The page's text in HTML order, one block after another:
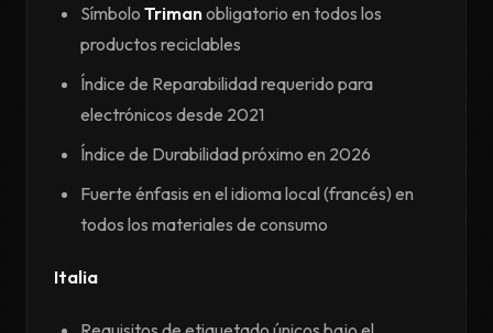
Símbolo Trimanobligatorio en todos los
productos reciclables
Índice de Reparabilidad requerido para
electrónicos desde 2021
Índice de Durabilidad próximo en 2026
Fuerte énfasis en el idioma local (francés) en
todos los materiales de consumo
Italia